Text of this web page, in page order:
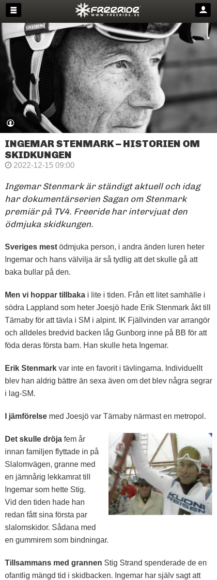
INGEMAR STENMARK – HISTORIEN OM
SKIDKUNGEN
2022-12-15 09:00
Ingemar Stenmark är ständigt aktuell och idag
har dokumentärserien Sagan om Stenmark
premiär på TV4. Freeride har intervjuat den
ödmjuka skidkungen.
Sveriges mest ödmjuka person, i andra änden luren heter
Ingemar och hans välvilja är så tydlig att det skulle gå att
baka bullar på den.
Men vi hoppar tillbaka i lite i tiden. Från ett litet samhälle i
södra Lappland som heter Joesjö hade Erik Stenmark åkt till
Tärnaby för att tävla i SM i alpint. IK Fjällvinden var arrangör
och alldeles bredvid backen låg Gunborg inne på BB för att
föda deras första barn. Han skulle heta Ingemar.
Erik Stenmark var inte en favorit i tävlingarna. Individuellt
blev han aldrig bättre än sexa även om det blev några segrar
i lag-SM.
I jämförelse med Joesjö var Tärnaby närmast en metropol.
Det skulle dröja fem år
innan familjen flyttade in på
Slalomvägen, granne med
en jämnårig lekkamrat till
Ingemar som hette Stig.
Vid den tiden hade han
redan fått sina första par
slalomskidor. Sådana med
en gummirem som bindningar.
Tillsammans med grannen Stig Strand spenderade de en
ofantlig mängd tid i skidbacken. Ingemar har själv sagt att